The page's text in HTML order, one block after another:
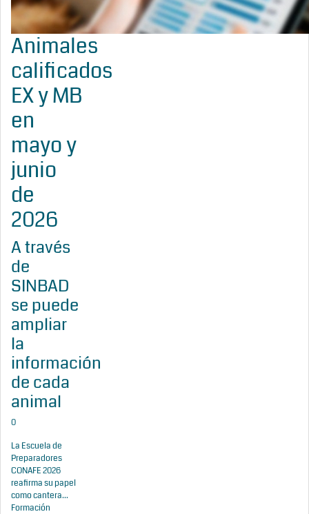
Animales
calificados
EX y MB
en
mayo y
junio
de
2026
A través
de
SINBAD
se puede
ampliar
la
información
de cada
animal
0
La Escuela de
Preparadores
CONAFE 2026
reafirma su papel
como cantera...
Formación